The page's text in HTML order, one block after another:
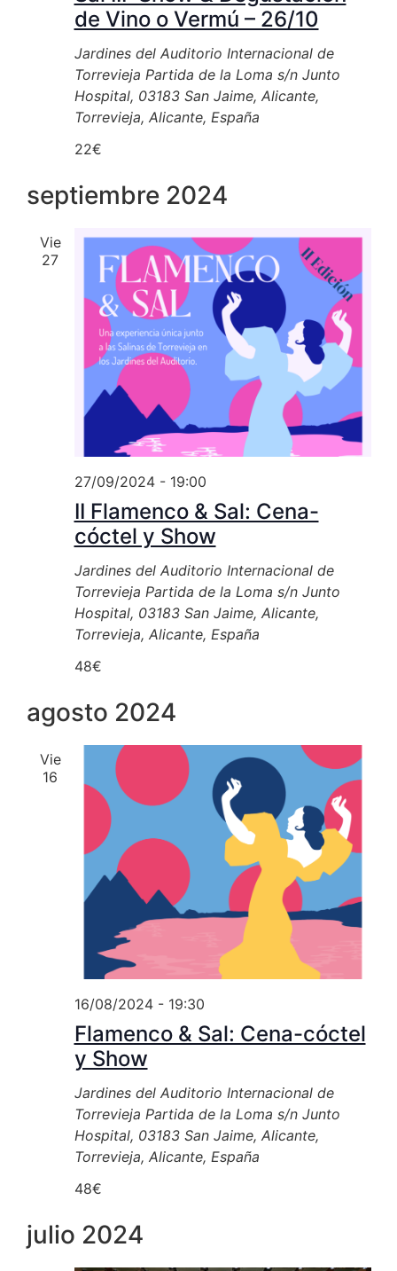
de Vino o Vermú – 26/10
Jardines del Auditorio Internacional de
Torrevieja Partida de la Loma s/n Junto
Hospital, 03183 San Jaime, Alicante,
Torrevieja, Alicante, España
22€
septiembre 2024
Vie
27
II Flamenco & Sal: Cena-
cóctel y Show
27/09/2024 - 19:00
Jardines del Auditorio Internacional de
Torrevieja Partida de la Loma s/n Junto
Hospital, 03183 San Jaime, Alicante,
Torrevieja, Alicante, España
48€
agosto 2024
Vie
16
Flamenco & Sal: Cena-cóctel
y Show
16/08/2024 - 19:30
Jardines del Auditorio Internacional de
Torrevieja Partida de la Loma s/n Junto
Hospital, 03183 San Jaime, Alicante,
Torrevieja, Alicante, España
48€
julio 2024